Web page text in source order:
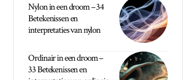
Nylon in een droom – 34
Betekenissen en
interpretaties van nylon
Ordinair in een droom –
33 Betekenissen en